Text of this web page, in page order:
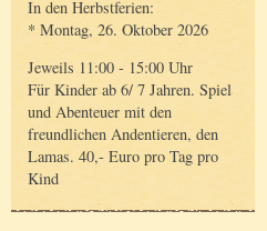
In den Herbstferien:
* Montag, 26. Oktober 2026
Jeweils 11:00 - 15:00 Uhr
Für Kinder ab 6/ 7 Jahren. Spiel
und Abenteuer mit den
freundlichen Andentieren, den
Lamas. 40,- Euro pro Tag pro
Kind